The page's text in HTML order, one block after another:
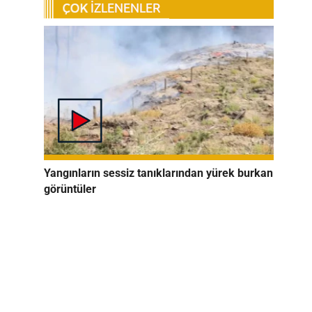
Yangınların sessiz tanıklarından yürek burkan
görüntüler